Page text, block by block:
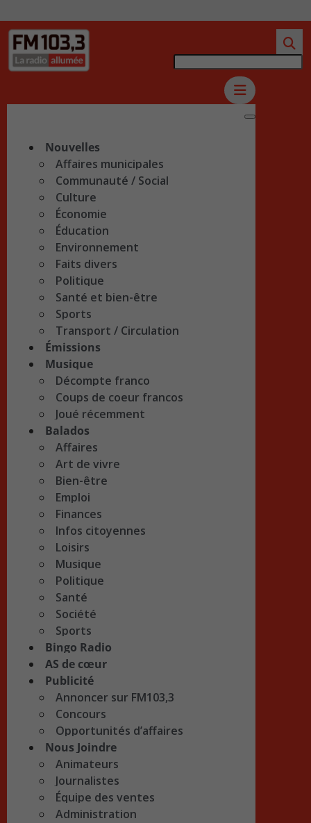
Nouvelles
Affaires municipales
Communauté / Social
Culture
Économie
Éducation
Environnement
Faits divers
Politique
Santé et bien-être
Sports
Transport / Circulation
Émissions
Musique
Décompte franco
Coups de coeur francos
Joué récemment
Balados
Affaires
Art de vivre
Bien-être
Emploi
Finances
Infos citoyennes
Loisirs
Musique
Politique
Santé
Société
Sports
Bingo Radio
AS de cœur
Publicité
Annoncer sur FM103,3
Concours
Opportunités d’affaires
Nous Joindre
Animateurs
Journalistes
Équipe des ventes
Administration